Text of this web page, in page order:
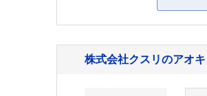
株式会社クスリのアオ